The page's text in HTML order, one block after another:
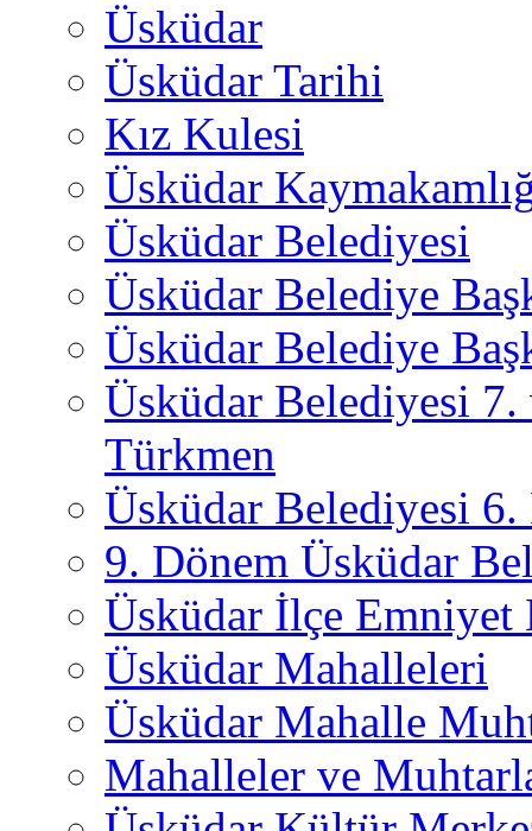
Üsküdar
Üsküdar Tarihi
Kız Kulesi
Üsküdar
Üsküdar Belediyesi
Üsküdar Belediye
Üsküdar Belediye
Üsküdar Belediyesi
Türkmen
Üsküdar Belediyesi 6.
9. Dönem Üsküdar
Üsküdar İlçe
Üsküdar Mahalleleri
Üsküdar Mahalle
Mahalleler ve